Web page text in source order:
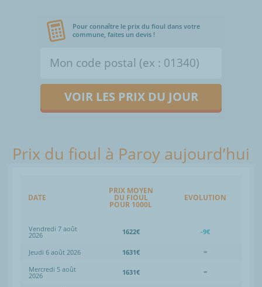
Pour connaître le prix du fioul dans votre
commune, faites un devis !
VOIR LES PRIX DU JOUR
Prix du fioul à Paroy aujourd’hui
DATE
PRIX MOYEN
DU FIOUL
POUR 1000L
EVOLUTION
Vendredi 7 août
2026 1622€ -9€
Jeudi 6 août 2026 1631€
=
Mercredi 5 août
2026 1631€ =